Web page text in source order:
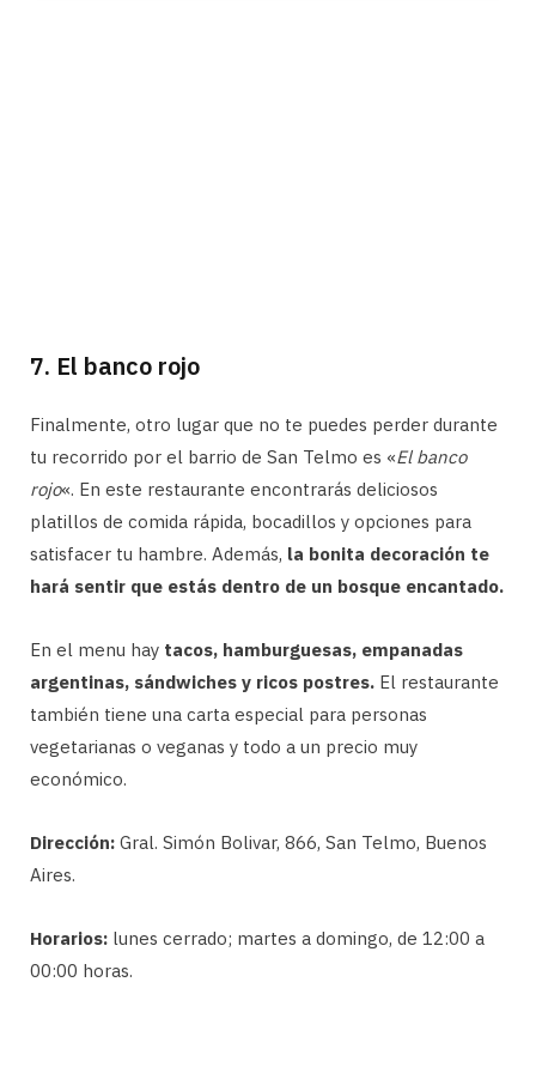
7. El banco rojo
Finalmente, otro lugar que no te puedes perder durante
tu recorrido por el barrio de San Telmo es «El banco
rojo«. En este restaurante encontrarás deliciosos
platillos de comida rápida, bocadillos y opciones para
satisfacer tu hambre. Además, la bonita decoración te
hará sentir que estás dentro de un bosque encantado.
En el menu hay tacos, hamburguesas, empanadas
argentinas, sándwiches y ricos postres. El restaurante
también tiene una carta especial para personas
vegetarianas o veganas y todo a un precio muy
económico.
Dirección: Gral. Simón Bolivar, 866, San Telmo, Buenos
Aires.
Horarios: lunes cerrado; martes a domingo, de 12:00 a
00:00 horas.